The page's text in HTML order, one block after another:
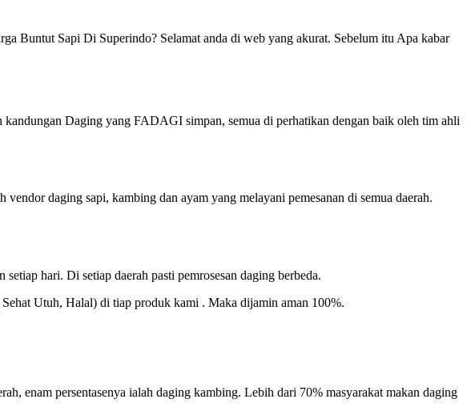
Buntut Sapi Di Superindo? Selamat anda di web yang akurat. Sebelum itu Apa kabar
Daging yang FADAGI simpan, semua di perhatikan dengan baik oleh tim ahli
daging sapi, kambing dan ayam yang melayani pemesanan di semua daerah.
hari. Di setiap daerah pasti pemrosesan daging berbeda.
Utuh, Halal) di tiap produk kami . Maka dijamin aman 100%.
enam persentasenya ialah daging kambing. Lebih dari 70% masyarakat makan daging